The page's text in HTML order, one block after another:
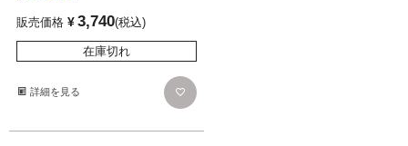
販売価格 ¥3,740 税込
在庫切れ
詳細を見る